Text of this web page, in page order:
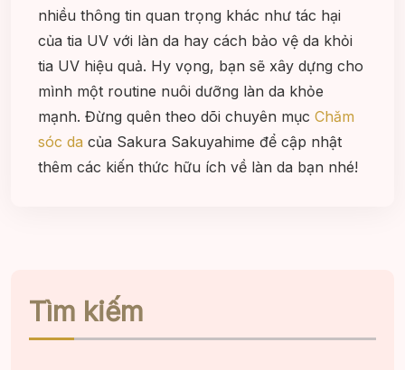
nhiều thông tin quan trọng khác như tác hại
của tia UV với làn da hay cách bảo vệ da khỏi
tia UV hiệu quả. Hy vọng, bạn sẽ xây dựng cho
mình một routine nuôi dưỡng làn da khỏe
mạnh. Đừng quên theo dõi chuyên mục Chăm
sóc da của Sakura Sakuyahime để cập nhật
thêm các kiến thức hữu ích về làn da bạn nhé!
Tìm kiếm